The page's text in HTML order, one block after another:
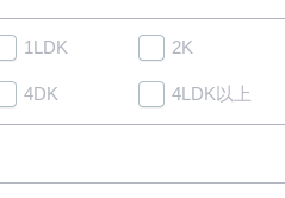
1LDK 2K
4DK 4LDK以上